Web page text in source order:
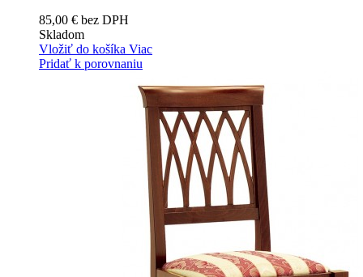
85,00 € bez DPH
Skladom
Vložiť do košíka Viac
Pridať k porovnaniu